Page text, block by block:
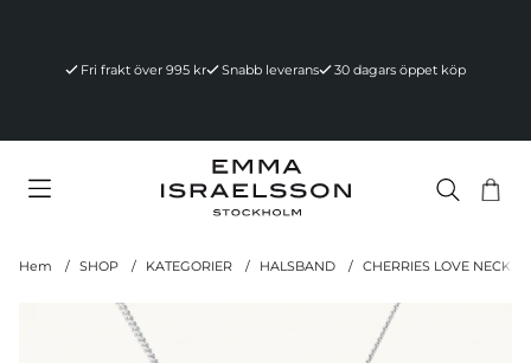
Fri frakt över 995 kr Snabb leverans 30 dagars öppet köp
.
Hem SHOP KATEGORIER HALSBAND CHERRIES LOVE